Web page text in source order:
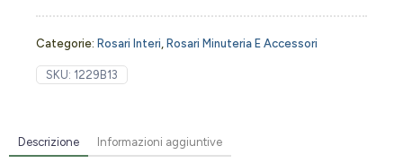
Categorie: Rosari Interi Rosari Minuteria E Accessori
SKU: 1229B13
Descrizione Informazioni aggiuntive